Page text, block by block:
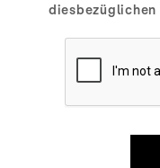
diesbezüglichen